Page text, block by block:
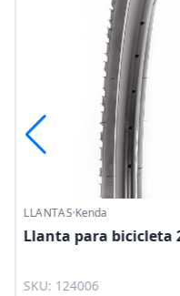
LLANTAS·Kenda
Llanta para bicicleta
SKU: 124006